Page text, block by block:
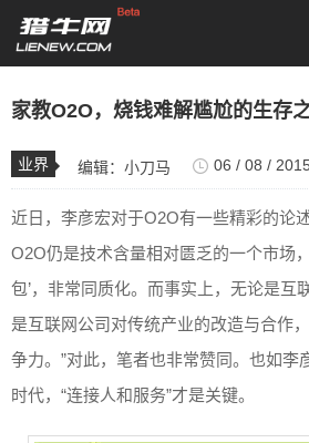
家教O2O，烧钱难解尴尬的生存
业界 编辑： 小刀马 06 / 08 /
近日，李彦宏对于O2O有一些精彩的论
O2O仍是技术含量相对匮乏的一个市场，
包’，非常同质化。而事实上，无论是互
是互联网公司对传统产业的改造与合作
争力。”对此，笔者也非常赞同。也如李
时代，“连接人和服务”才是关键。